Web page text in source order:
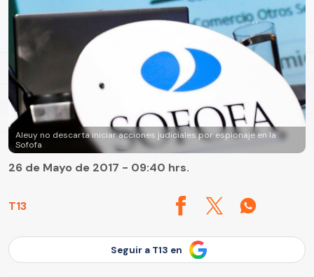
Aleuy no descarta iniciar acciones judiciales por espionaje en la
Sofofa
T13
26 de Mayo de 2017 - 09:40 hrs.
Seguir a T13 en